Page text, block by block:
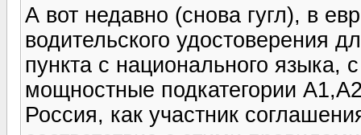
А вот недавно (снова гугл), в
водительского удостоверения
пункта с национального языка,
мощностные подкатегории
Россия, как участник